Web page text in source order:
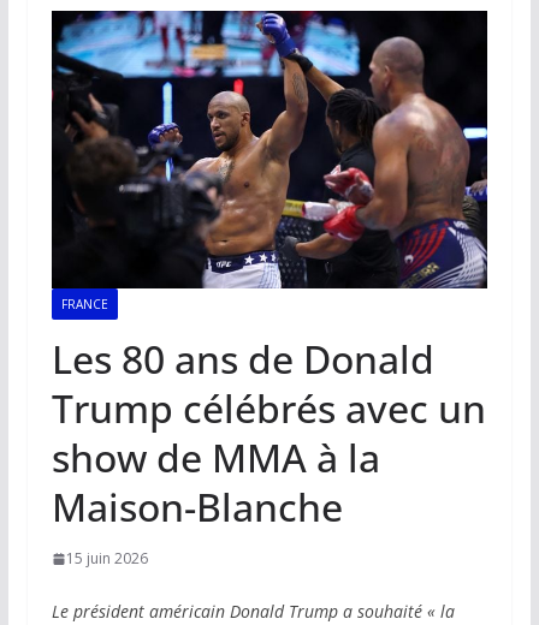
FRANCE
Les 80 ans de Donald
Trump célébrés avec un
show de MMA à la
Maison-Blanche
15 juin 2026
Le président américain Donald Trump a souhaité « la